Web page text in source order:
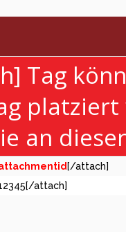
Tag
an
[/attach]
attach]